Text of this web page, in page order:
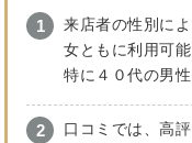
来店者の性別に
女ともに利用可
特に４０代の男
口コミでは、高